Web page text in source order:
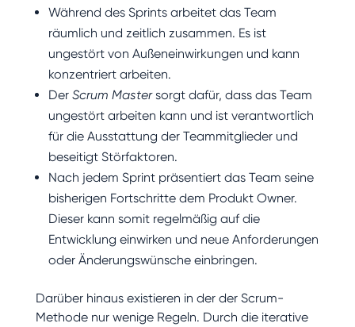
Während des Sprints arbeitet das Team
räumlich und zeitlich zusammen. Es ist
ungestört von Außeneinwirkungen und kann
konzentriert arbeiten.
Der Scrum Mastersorgt dafür, dass das Team
ungestört arbeiten kann und ist verantwortlich
für die Ausstattung der Teammitglieder und
beseitigt Störfaktoren.
Nach jedem Sprint präsentiert das Team seine
bisherigen Fortschritte dem Produkt Owner.
Dieser kann somit regelmäßig auf die
Entwicklung einwirken und neue Anforderungen
oder Änderungswünsche einbringen.
Darüber hinaus existieren in der der Scrum-
Methode nur wenige Regeln. Durch die iterative